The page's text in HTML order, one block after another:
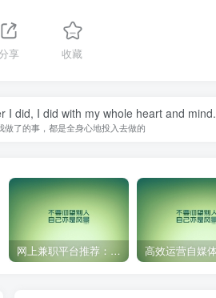
享 收藏
I did, I did with my whole heart and mind.
做了的事，都是全身心地投入去做的
网上兼职平台推荐：国外网赚任务！